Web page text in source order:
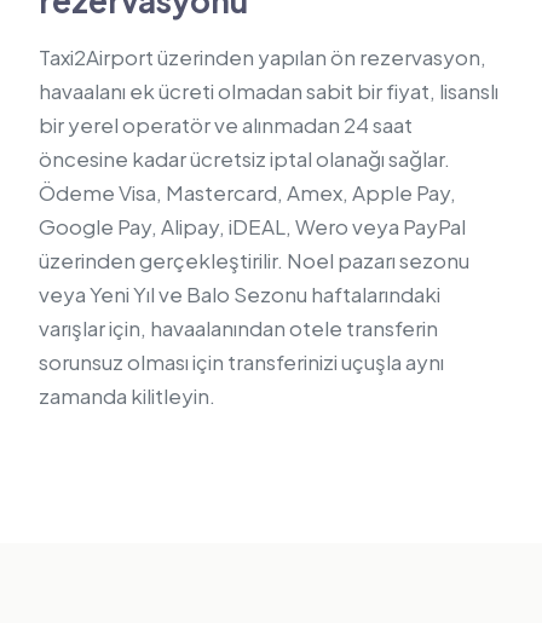
Taxi2Airport üzerinden yapılan ön rezervasyon,
havaalanı ek ücreti olmadan sabit bir fiyat, lisanslı
bir yerel operatör ve alınmadan 24 saat
öncesine kadar ücretsiz iptal olanağı sağlar.
Ödeme Visa, Mastercard, Amex, Apple Pay,
Google Pay, Alipay, iDEAL, Wero veya PayPal
üzerinden gerçekleştirilir. Noel pazarı sezonu
veya Yeni Yıl ve Balo Sezonu haftalarındaki
varışlar için, havaalanından otele transferin
sorunsuz olması için transferinizi uçuşla aynı
zamanda kilitleyin.